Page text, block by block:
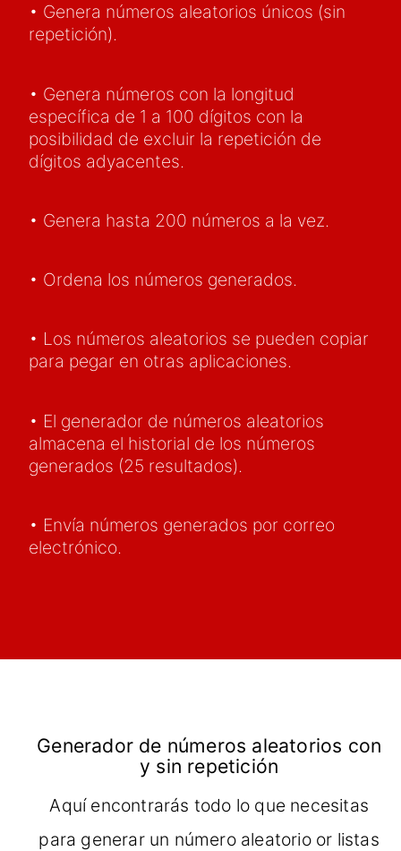
• Genera números aleatorios únicos (sin
repetición).
• Genera números con la longitud
específica de 1 a 100 dígitos con la
posibilidad de excluir la repetición de
dígitos adyacentes.
• Genera hasta 200 números a la vez.
• Ordena los números generados.
• Los números aleatorios se pueden copiar
para pegar en otras aplicaciones.
• El generador de números aleatorios
almacena el historial de los números
generados (25 resultados).
• Envía números generados por correo
electrónico.
Generador de números aleatorios con
y sin repetición
Aquí encontrarás todo lo que necesitas
para generar un número aleatorio or listas